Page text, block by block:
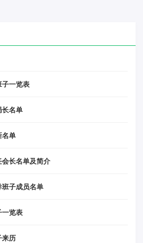
子一览表
长名单
名单
长名单及简介
班子成员名单
一览表
来历